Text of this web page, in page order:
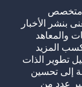
متخصص
بنشر الأخبار
والمعاهد
المزيد
تطوير الذات
إلى تحسين
عدد من